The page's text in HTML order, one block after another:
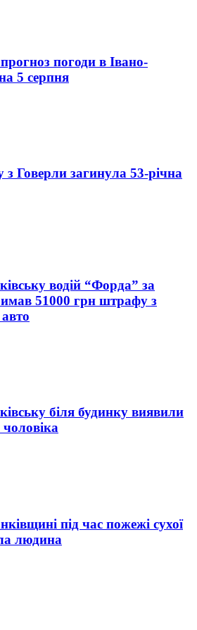
погоди в Івано-
5 серпня
з Говерли загинула 53-річна
водій “Форда” за
51000 грн штрафу з
біля будинку виявили
чоловіка
під час пожежі сухої
людина